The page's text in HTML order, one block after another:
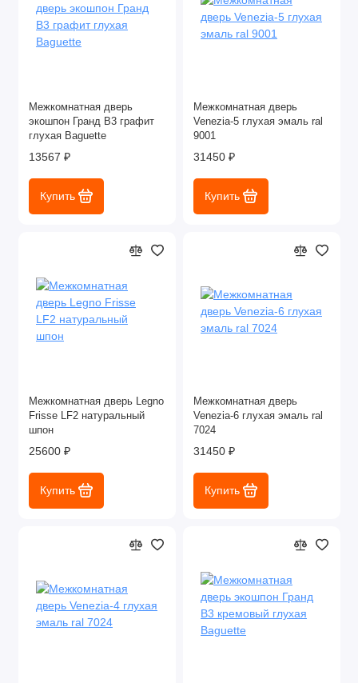
Межкомнатная дверь
экошпон Гранд В3 графит
глухая Baguette
13567 ₽
Купить
Межкомнатная дверь
Venezia-5 глухая эмаль ral
9001
31450 ₽
Купить
Межкомнатная дверь Legno
Frisse LF2 натуральный
шпон
25600 ₽
Купить
Межкомнатная дверь
Venezia-6 глухая эмаль ral
7024
31450 ₽
Купить